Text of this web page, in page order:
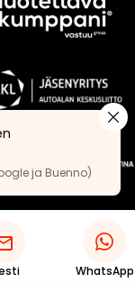
WhatsApp
ja Buenno)